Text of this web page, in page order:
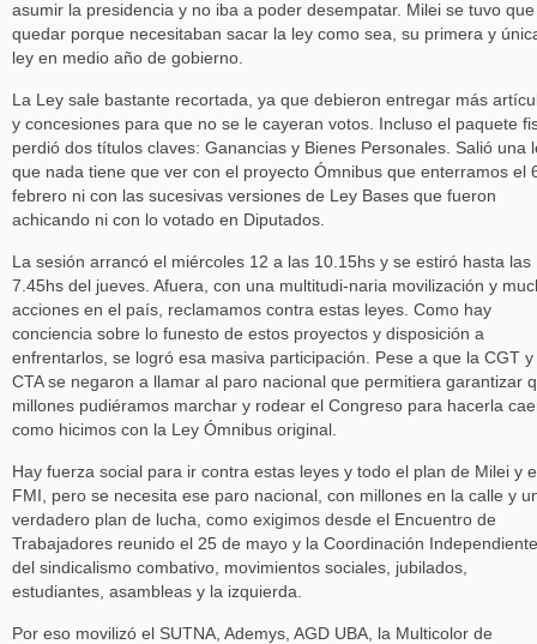
asumir la presidencia y no iba a poder desempatar. Milei se tuvo que
quedar porque necesitaban sacar la ley como sea, su primera y
ley en medio año de gobierno.
La Ley sale bastante recortada, ya que debieron entregar más
y concesiones para que no se le cayeran votos. Incluso el paquete
perdió dos títulos claves: Ganancias y Bienes Personales. Salió una
que nada tiene que ver con el proyecto Ómnibus que enterramos el
febrero ni con las sucesivas versiones de Ley Bases que fueron
achicando ni con lo votado en Diputados.
La sesión arrancó el miércoles 12 a las 10.15hs y se estiró hasta las
7.45hs del jueves. Afuera, con una multitudi-naria movilización y
acciones en el país, reclamamos contra estas leyes. Como hay
conciencia sobre lo funesto de estos proyectos y disposición a
enfrentarlos, se logró esa masiva participación. Pese a que la CGT y
CTA se negaron a llamar al paro nacional que permitiera garantizar
millones pudiéramos marchar y rodear el Congreso para hacerla
como hicimos con la Ley Ómnibus original.
Hay fuerza social para ir contra estas leyes y todo el plan de Milei y
FMI, pero se necesita ese paro nacional, con millones en la calle y
verdadero plan de lucha, como exigimos desde el Encuentro de
Trabajadores reunido el 25 de mayo y la Coordinación Independiente
del sindicalismo combativo, movimientos sociales, jubilados,
estudiantes, asambleas y la izquierda.
Por eso movilizó el SUTNA, Ademys, AGD UBA, la Multicolor de